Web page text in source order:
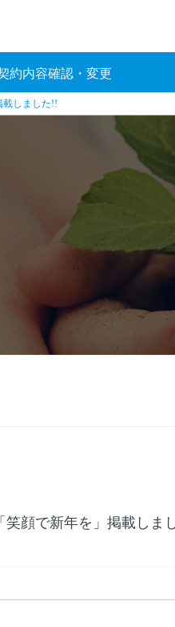
約内容確認・変更
載しました!!
笑顔で新年を」掲載しま